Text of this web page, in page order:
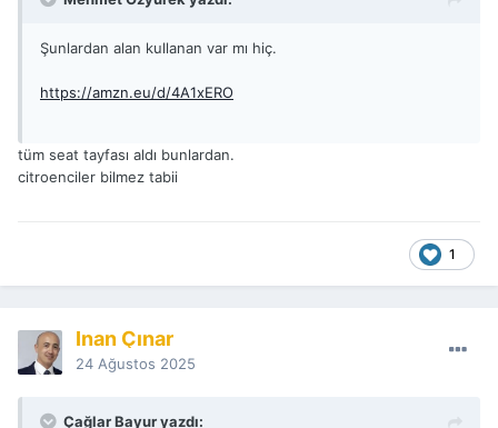
Şunlardan alan kullanan var mı hiç.
https://amzn.eu/d/4A1xERO
tüm seat tayfası aldı bunlardan.
citroenciler bilmez tabii
1
İnan Çınar
24 Ağustos 2025
Çağlar Bayur yazdı: